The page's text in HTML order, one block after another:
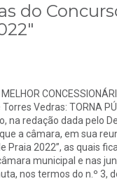
do
Vedras: TORNA
na redação dada pelo
a câmara, em sua
Praia 2022”, as quais
municipal e nas
nos termos do n.º 3,